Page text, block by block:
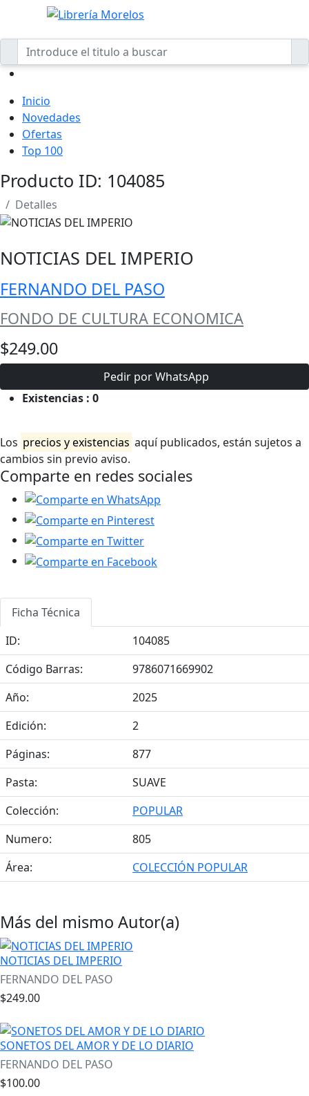
Inicio
Novedades
Ofertas
Top 100
Producto ID: 104085
Detalles
NOTICIAS DEL IMPERIO
FERNANDO DEL PASO
FONDO DE CULTURA ECONOMICA
$249.00
Pedir por WhatsApp
Existencias : 0
Los precios y existencias aquí publicados, están sujetos a
cambios sin previo aviso.
Comparte en redes sociales
Ficha Técnica
ID:
104085
Código Barras:
9786071669902
Año:
2025
Edición:
2
Páginas:
877
Pasta:
SUAVE
Colección:
POPULAR
Numero:
805
Área:
COLECCIÓN POPULAR
Más del mismo Autor(a)
NOTICIAS DEL IMPERIO
FERNANDO DEL PASO
$249.00
SONETOS DEL AMOR Y DE LO DIARIO
FERNANDO DEL PASO
$100.00